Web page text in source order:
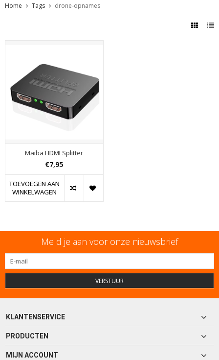
Home Tags drone-opnames
Maiba HDMI Splitter
€7,95
TOEVOEGEN AAN
WINKELWAGEN
Meld je aan voor onze nieuwsbrief
VERSTUUR
KLANTENSERVICE
PRODUCTEN
MIJN ACCOUNT